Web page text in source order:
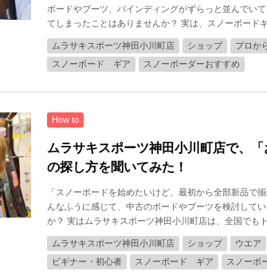
ボードやブーツ、バインディングがずらっと並んでい
てしまったことはありませんか？ 実は、スノーボード
ムラサキスポーツ神田小川町店 ショップ プロか
スノーボード ギア
スノーボーダーおすすめ
How to
ムラサキスポーツ神田小川町店で、「
の探し方を聞いてみた！
「スノーボードを始めたいけど、最初から全部新品で
んなふうに感じて、中古のボードやブーツを検討して
か？ 実はムラサキスポーツ神田小川町店は、全国でも
ムラサキスポーツ神田小川町店 ショップ ウエア
ビギナー・初心者
スノーボード ギア スノーボ